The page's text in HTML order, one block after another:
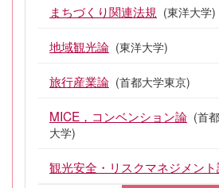
まちづくり関連法規 (東洋大学)
地域観光論 (東洋大学)
旅行産業論 (首都大学東京)
MICE，コンベンション論 (首
大学)
観光安全・リスクマネジメン